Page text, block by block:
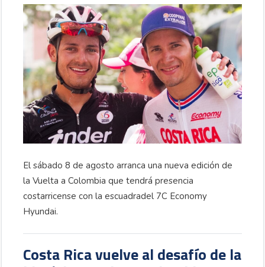
El sábado 8 de agosto arranca una nueva edición de
la Vuelta a Colombia que tendrá presencia
costarricense con la escuadradel 7C Economy
Hyundai.
Costa Rica vuelve al desafío de la